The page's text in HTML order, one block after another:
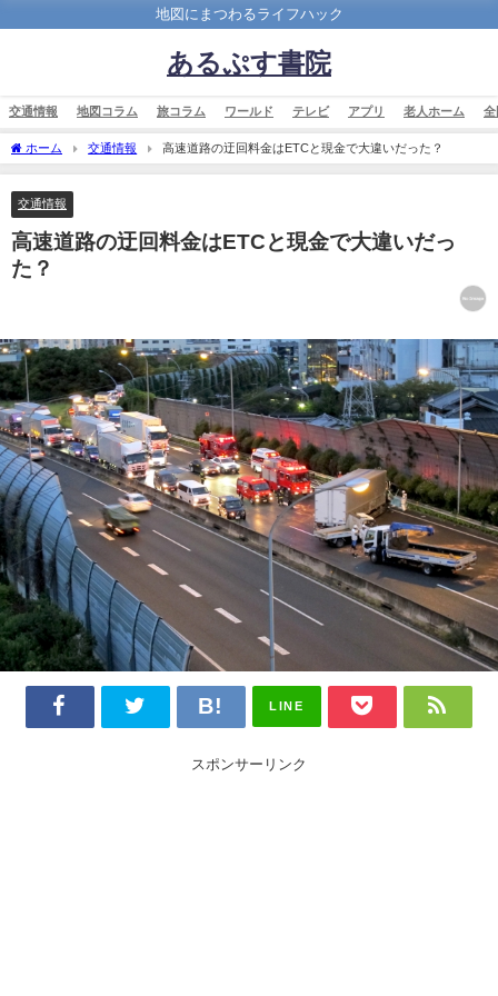
地図にまつわるライフハック
あるぷす書院
交通情報 地図コラム 旅コラム ワールド テレビ アプリ 老人ホーム 全
ホーム 交通情報 高速道路の迂回料金はETCと現金で大違いだった？
交通情報
高速道路の迂回料金はETCと現金で大違いだっ
た？
LINE
スポンサーリンク